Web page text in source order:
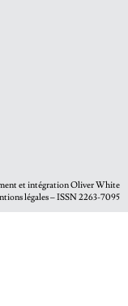
et intégrationOliver White
légales – ISSN 2263-7095